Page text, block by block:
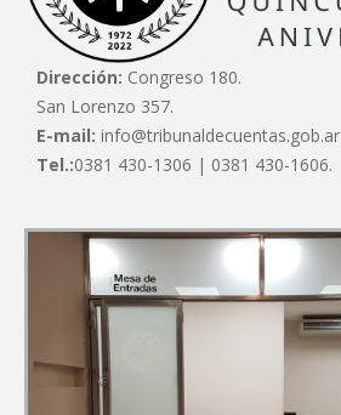
Dirección: Congreso 180.
San Lorenzo 357.
E-mail: info@tribunaldecuentas.gob.ar
Tel.:0381 430-1306 | 0381 430-1606.